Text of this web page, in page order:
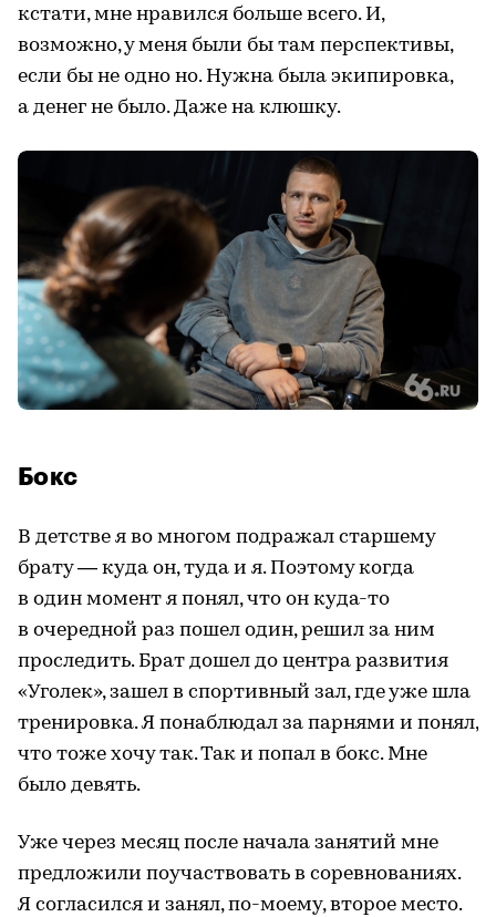
кстати, мне нравился больше всего. И,
возможно, у меня были бы там перспективы,
если бы не одно но. Нужна была экипировка,
а денег не было. Даже на клюшку.
Бокс
В детстве я во многом подражал старшему
брату — куда он, туда и я. Поэтому когда
в один момент я понял, что он куда-то
в очередной раз пошел один, решил за ним
проследить. Брат дошел до центра развития
«Уголек», зашел в спортивный зал, где уже шла
тренировка. Я понаблюдал за парнями и понял,
что тоже хочу так. Так и попал в бокс. Мне
было девять.
Уже через месяц после начала занятий мне
предложили поучаствовать в соревнованиях.
Я согласился и занял, по-моему, второе место.